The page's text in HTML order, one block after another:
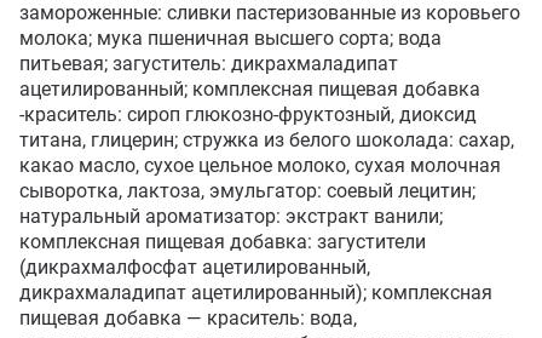
замороженные: сливки пастеризованные из коровьего
молока; мука пшеничная высшего сорта; вода
питьевая; загуститель: дикрахмаладипат
ацетилированный; комплексная пищевая добавка
-краситель: сироп глюкозно-фруктозный, диоксид
титана, глицерин; стружка из белого шоколада: сахар,
какао масло, сухое цельное молоко, сухая молочная
сыворотка, лактоза, эмульгатор: соевый лецитин;
натуральный ароматизатор: экстракт ванили;
комплексная пищевая добавка: загустители
(дикрахмалфосфат ацетилированный,
дикрахмаладипат ацетилированный); комплексная
пищевая добавка — краситель: вода,